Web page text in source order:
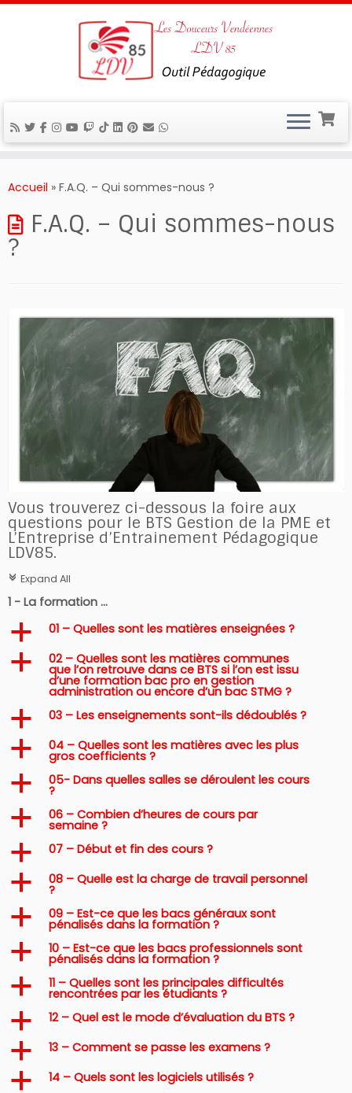
auAccueil » F.A.Q. – Qui sommes-nous ?
F.A.Q. – Qui sommes-nous
?
Vous trouverez ci-dessous la foire aux
questions pour le BTS Gestion de la PME et
L’Entreprise d’Entrainement Pédagogique
LDV85.
c Expand All
1 - La formation ...
a 01 – Quelles sont les matières enseignées ?
a 02 – Quelles sont les matières communes
que l’on retrouve dans ce BTS si l’on est issu
d’une formation bac pro en gestion
administration ou encore d’un bac STMG ?
a 03 – Les enseignements sont-ils dédoublés ?
a 04 – Quelles sont les matières avec les plus
gros coefficients ?
a 05- Dans quelles salles se déroulent les cours
?
a 06 – Combien d’heures de cours par
semaine ?
a 07 – Début et fin des cours ?
a 08 – Quelle est la charge de travail personnel
?
a 09 – Est-ce que les bacs généraux sont
pénalisés dans la formation ?
a 10 – Est-ce que les bacs professionnels sont
pénalisés dans la formation ?
a 11 – Quelles sont les principales difficultés
rencontrées par les étudiants ?
a 12 – Quel est le mode d’évaluation du BTS ?
a 13 – Comment se passe les examens ?
a 14 – Quels sont les logiciels utilisés ?